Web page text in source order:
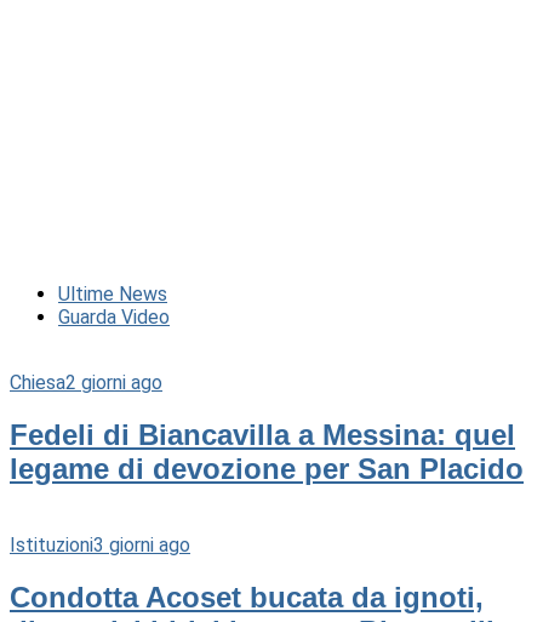
Ultime News
Guarda Video
Chiesa2 giorni ago
Fedeli di Biancavilla a Messina: quel
legame di devozione per San Placido
Istituzioni3 giorni ago
Condotta Acoset bucata da ignoti,